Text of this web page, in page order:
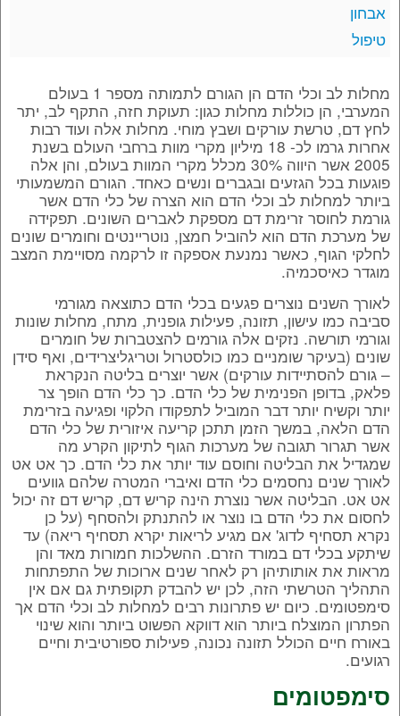
אבחון
טיפול
מחלות לב וכלי הדם הן הגורם לתמותה מספר 1 בעולם
המערבי, הן כוללות מחלות כגון: תעוקת חזה, התקף לב, יתר
לחץ דם, טרשת עורקים ושבץ מוחי. מחלות אלה ועוד רבות
אחרות גרמו לכ- 18 מיליון מקרי מוות ברחבי העולם בשנת
2005 אשר היווה 30% מכלל מקרי המוות בעולם, והן אלה
פוגעות בכל הגזעים ובגברים ונשים כאחד. הגורם המשמעותי
ביותר למחלות לב וכלי הדם הוא הצרה של כלי הדם אשר
גורמת לחוסר זרימת דם מספקת לאברים השונים. תפקידה
של מערכת הדם הוא להוביל חמצן, נוטריינטים וחומרים שונים
לחלקי הגוף, כאשר נמנעת אספקה זו לרקמה מסויימת המצב
מוגדר כאיסכמיה.
לאורך השנים נוצרים פגעים בכלי הדם כתוצאה מגורמי
סביבה כמו עישון, תזונה, פעילות גופנית, מתח, מחלות שונות
וגורמי תורשה. נזקים אלה גורמים להצטברות של חומרים
שונים (בעיקר שומניים כמו כולסטרול וטריגליצרידים, ואף סידן
– גורם להסתיידות עורקים) אשר יוצרים בליטה הנקראת
פלאק, בדופן הפנימית של כלי הדם. כך כלי הדם הופך צר
יותר וקשיח יותר דבר המוביל לתפקודו הלקוי ופגיעה בזרימת
הדם הלאה, במשך הזמן תתכן קריעה איזורית של כלי הדם
אשר תגרור תגובה של מערכות הגוף לתיקון הקרע מה
שמגדיל את הבליטה וחוסם עוד יותר את כלי הדם. כך אט אט
לאורך שנים נחסמים כלי הדם ואיברי המטרה שלהם גוועים
אט אט. הבליטה אשר נוצרת הינה קריש דם, קריש דם זה יכול
לחסום את כלי הדם בו נוצר או להתנתק ולהסחף (על כן
נקרא תסחיף לדוג' אם מגיע לריאות יקרא תסחיף ריאה) עד
שיתקע בכלי דם במורד הזרם. ההשלכות חמורות מאד והן
מראות את אותותיהן רק לאחר שנים ארוכות של התפתחות
התהליך הטרשתי הזה, לכן יש להבדק תקופתית גם אם אין
סימפטומים. כיום יש פתרונות רבים למחלות לב וכלי הדם אך
הפתרון המוצלח ביותר הוא דווקא הפשוט ביותר והוא שינוי
באורח חיים הכולל תזונה נכונה, פעילות ספורטיבית וחיים
רגועים.
סימפטומים